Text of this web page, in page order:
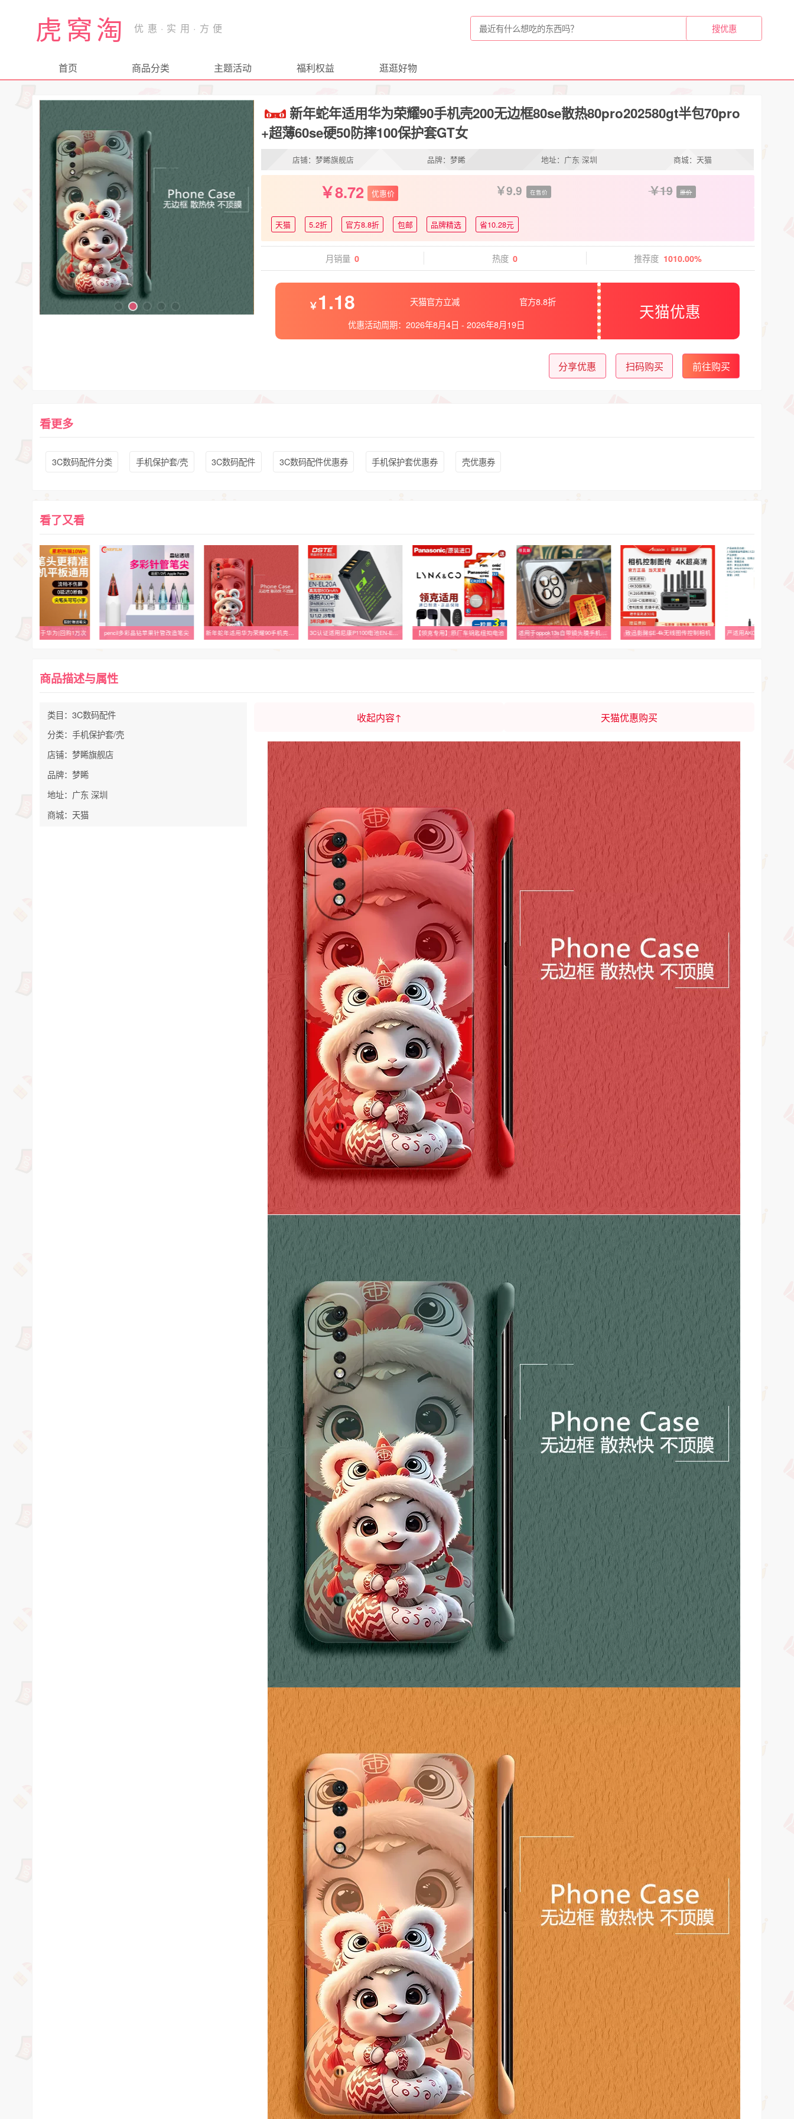
虎窝淘
首页 商品分类 主题活动 福利权益 逛逛好物
新年蛇年适用华为荣耀90手机壳200无边框80se散热80pro202580gt半包70pro
+超薄60se硬50防摔100保护套GT女
店铺：梦睎旗舰店 品牌：梦睎 地址：广东 深圳 商城：天猫
8.72 优惠价 9.9 在售价 19 原价
天猫 5.2折 官方8.8折 包邮 品牌精选 省10.28元
月销量 0 热度 0 推荐度 1010.00%
1.18 天猫官方立减
官方8.8折
优惠活动周期： 2026年8月4日 - 2026年8月19日
天猫优惠
分享优惠 扫码购买 前往购买
看更多
3C数码配件分类 手机保护套/壳 3C数码配件 3C数码配件优惠券 手机保护套优惠券 壳优惠券
看了又看
用电容笔适用于华为|回购1万次 pencil多彩晶钻苹果针管改造笔尖 新年蛇年适用华为荣耀90手机壳200无边框80se散热80pro202580gt半包70pro+超薄60se硬50防摔100保护套GT女 3C认证适用尼康P1100电池EN-EL20 【领克专用】原厂车钥匙纽扣电池 适用于oppok13s自带镜头膜手机壳k13s镜头全包保护套PLL110透明防摔软壳K13S防滑边OPPO硅胶外壳5G 致迅影眸SE-4k无线图传控制相机
商品描述与属性
类目：3C数码配件
分类：手机保护套/壳
店铺：梦睎旗舰店
品牌：梦睎
地址：广东 深圳
商城：天猫
收起内容↑ 天猫优惠购买